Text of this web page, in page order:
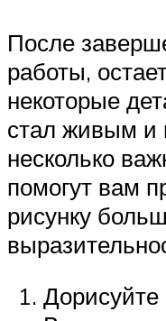
После
работы,
некоторые
стал живым и
несколько
помогут вам
рисунку